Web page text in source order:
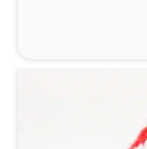
können